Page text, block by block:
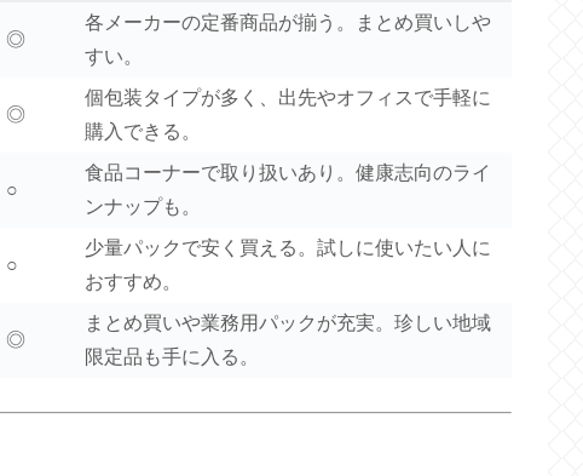
◎
各メーカーの定番商品が揃う。まとめ買いしや
すい。
◎
個包装タイプが多く、出先やオフィスで手軽に
購入できる。
○
食品コーナーで取り扱いあり。健康志向のライ
ンナップも。
○
少量パックで安く買える。試しに使いたい人に
おすすめ。
◎
まとめ買いや業務用パックが充実。珍しい地域
限定品も手に入る。